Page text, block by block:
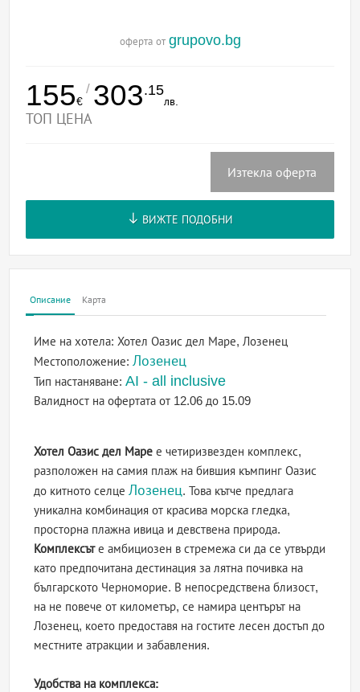
оферта от grupovo.bg
155€
/ 303.15
лв.
ТОП ЦЕНА
Изтекла оферта
ВИЖТЕ ПОДОБНИ
Описание Карта
Име на хотела: Хотел Оазис дел Маре, Лозенец
Местоположение: Лозенец
Тип настаняване:AI - all inclusive
Валидност на офертатаот 12.06 до 15.09
Хотел Оазис дел Маре е четиризвезден комплекс,
разположен на самия плаж на бившия къмпинг Оазис
до китното селце Лозенец. Това кътче предлага
уникална комбинация от красива морска гледка,
просторна плажна ивица и девствена природа.
Комплексъте амбициозен в стремежа си да се утвърди
като предпочитана дестинация за лятна почивка на
българското Черноморие. В непосредствена близост,
на не повече от километър, се намира центърът на
Лозенец, което предоставя на гостите лесен достъп до
местните атракции и забавления.
Удобства на комплекса: